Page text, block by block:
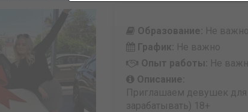
Образование: Не важно
График: Не важно
Опыт работы: Не
Описание:
Приглашаем девушек для
зарабатывать) 18+